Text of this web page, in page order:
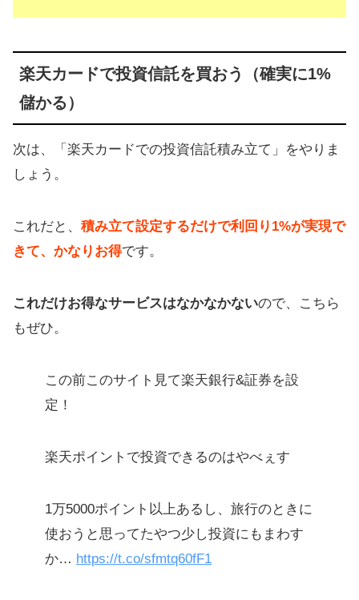
楽天カードで投資信託を買おう（確実に1%
儲かる）
次は、「楽天カードでの投資信託積み立て」をやりま
しょう。
これだと、 積み立て設定するだけで利回り1%が実現で
きて、かなりお得です。
これだけお得なサービスはなかなかないので、こちら
もぜひ。
この前このサイト見て楽天銀行&証券を設
定！
楽天ポイントで投資できるのはやべぇす
1万5000ポイント以上あるし、旅行のときに
使おうと思ってたやつ少し投資にもまわす
か… https://t.co/sfmtq60fF1